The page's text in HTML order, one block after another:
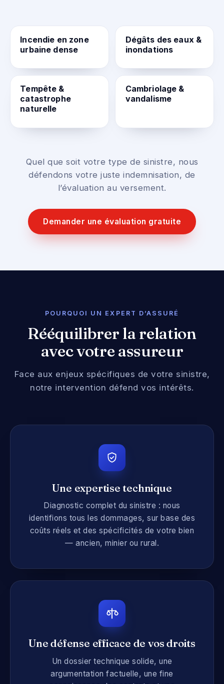
Incendie en zone
urbaine dense
Dégâts des eaux &
inondations
Tempête &
catastrophe
naturelle
Cambriolage &
vandalisme
Quel que soit votre type de sinistre, nous
défendons votre juste indemnisation, de
l’évaluation au versement.
Demander une évaluation gratuite
POURQUOI UN EXPERT D’ASSURÉ
Rééquilibrer la relation
avec votre assureur
Face aux enjeux spécifiques de votre sinistre,
notre intervention défend vos intérêts.
Une expertise technique
Diagnostic complet du sinistre : nous
identifions tous les dommages, sur base des
coûts réels et des spécificités de votre bien
— ancien, minier ou rural.
Une défense efficace de vos droits
Un dossier technique solide, une
argumentation factuelle, une fine